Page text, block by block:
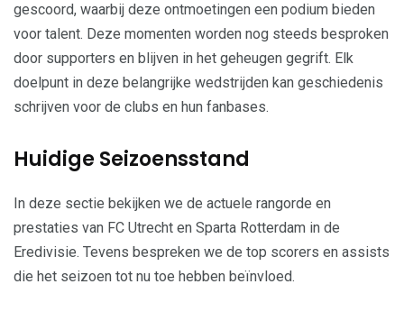
gescoord, waarbij deze ontmoetingen een podium bieden
voor talent. Deze momenten worden nog steeds besproken
door supporters en blijven in het geheugen gegrift. Elk
doelpunt in deze belangrijke wedstrijden kan geschiedenis
schrijven voor de clubs en hun fanbases.
Huidige Seizoensstand
In deze sectie bekijken we de actuele rangorde en
prestaties van FC Utrecht en Sparta Rotterdam in de
Eredivisie. Tevens bespreken we de top scorers en assists
die het seizoen tot nu toe hebben beïnvloed.